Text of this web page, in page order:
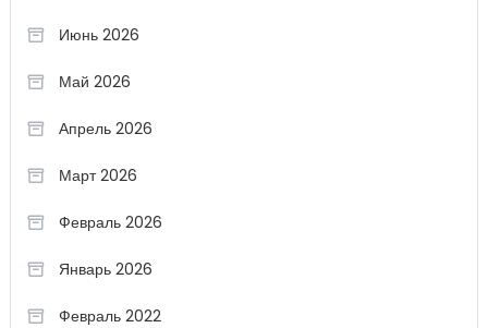
Июнь 2026
Май 2026
Апрель 2026
Март 2026
Февраль 2026
Январь 2026
Февраль 2022